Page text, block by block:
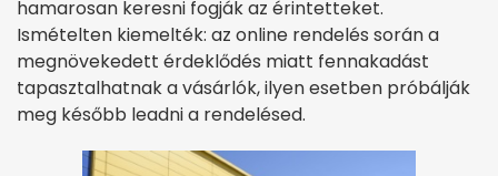
hamarosan keresni fogják az érintetteket.
Ismételten kiemelték: az online rendelés során a
megnövekedett érdeklődés miatt fennakadást
tapasztalhatnak a vásárlók, ilyen esetben próbálják
meg később leadni a rendelésed.